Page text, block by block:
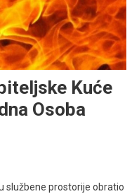
Kuće
Osoba
službene prostorije obratio